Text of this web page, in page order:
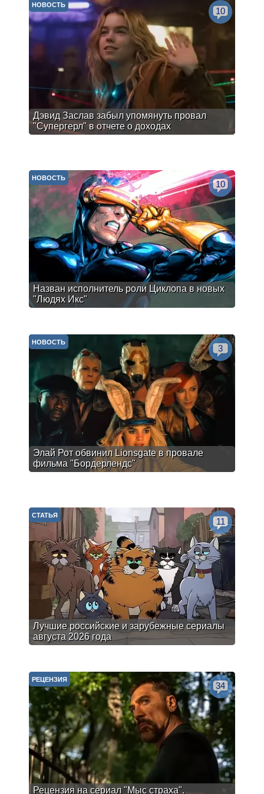
Дэвид Заслав забыл упомянуть провал
"Супергерл" в отчете о доходах
НОВОСТЬ
10
Назван исполнитель роли Циклопа в новых
"Людях Икс"
НОВОСТЬ
10
Элай Рот обвинил Lionsgate в провале
фильма "Бордерлендс"
НОВОСТЬ
3
Лучшие российские и зарубежные сериалы
августа 2026 года
СТАТЬЯ
11
Рецензия на сериал "Мыс страха".
РЕЦЕНЗИЯ
34